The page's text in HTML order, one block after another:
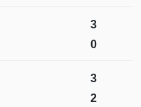
3
0
3
2